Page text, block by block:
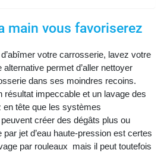
main vous favoriserez
votre carrosserie, lavez votre
permet d’aller nettoyer
dans ses moindres recoins.
résultat impeccable et un lavage des
tête que les systèmes
créer des dégâts plus ou
jet d’eau haute-pression est certes
par rouleaux mais il peut toutefois